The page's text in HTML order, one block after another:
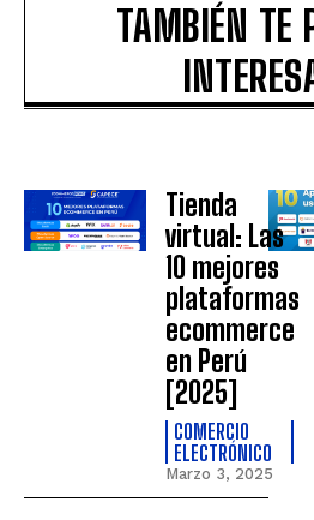
TAMBIÉN TE
Tienda
virtual: Las
10 mejores
plataformas
ecommerce
en Perú
[2025]
COMERCIO
ELECTRÓNICO
Marzo 3, 2025